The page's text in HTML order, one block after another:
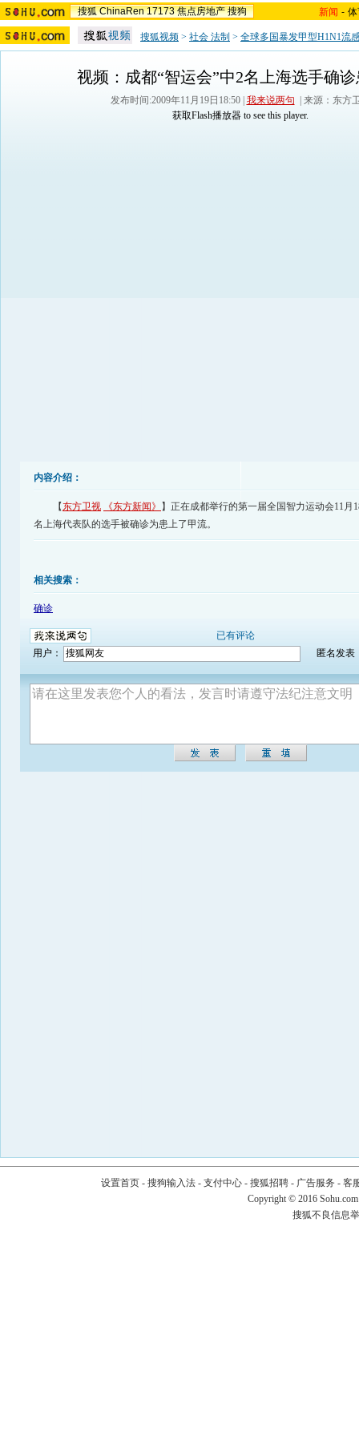
搜狐 ChinaRen 17173 焦点房地产 搜狗 新闻 -
搜狐视频 > 社会 法制 > 全球多国暴发甲型H1N1流
视频：成都“智运会”中2名上海选手确
发布时间:2009年11月19日18:50 | 我来说两句
| 来源：东方
获取Flash播放器 to see this player.
内容介绍：
【东方卫视 《东方新闻》 】正在成都举行的第一届全国智力运动会11月
名上海代表队的选手被确诊为患上了甲流。
相关搜索：
确诊
已有评论
用户：
匿名发表
设置首页- 搜狗输入法- 支付中心- 搜狐招聘- 广告服务 - 客
Copyright © 2016
搜狐不良信息